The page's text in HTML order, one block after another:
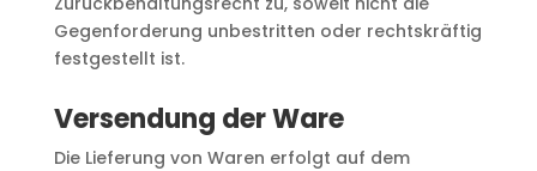
Gegenforderung unbestritten oder rechtskräftig
festgestellt ist.
Versendung der Ware
Die Lieferung von Waren erfolgt auf dem